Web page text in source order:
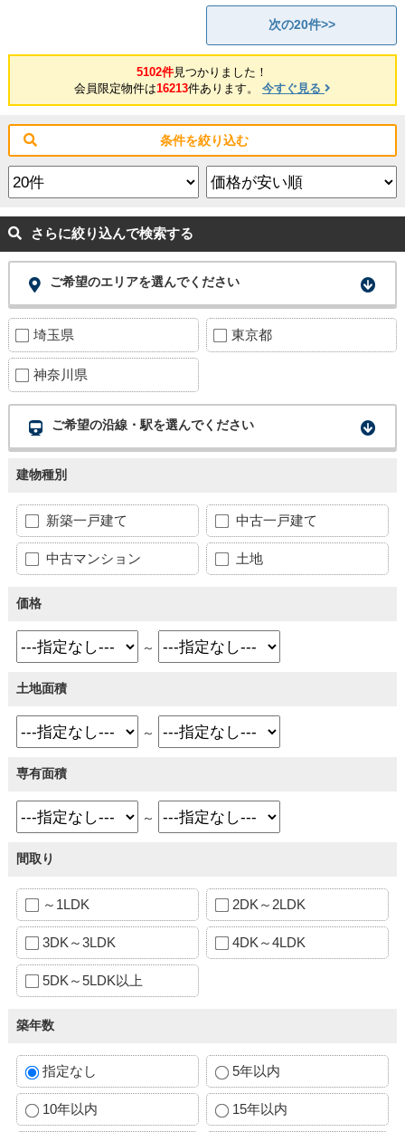
次の20件>>
5102件見つかりました！
会員限定物件は16213件あります。 今すぐ見る
条件を絞り込む
さらに絞り込んで検索する
ご希望のエリアを選んでください
埼玉県 東京都
神奈川県
ご希望の沿線・駅を選んでください
建物種別
新築一戸建て 中古一戸建て
中古マンション 土地
価格
～
土地面積
～
専有面積
～
間取り
～1LDK 2DK～2LDK
3DK～3LDK 4DK～4LDK
5DK～5LDK以上
築年数
指定なし 5年以内
10年以内 15年以内